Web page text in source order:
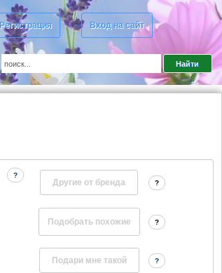
Регистрация Вход на сайт
?
Другие от бренда ?
?
?